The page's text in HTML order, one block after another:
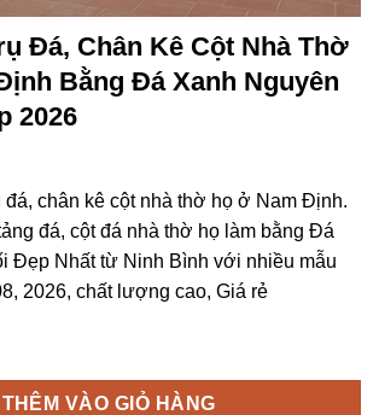
Đá, Chân Kê Cột Nhà Thờ
Bằng Đá Xanh Nguyên
2026
đá, chân kê cột nhà thờ họ ở Nam Định.
đá, cột đá nhà thờ họ làm bằng Đá
Đẹp Nhất từ Ninh Bình với nhiều mẫu
2026, chất lượng cao, Giá rẻ
kê cột nhà thờ họ ở Nam Định bằng Đá
THÊM VÀO GIỎ HÀNG